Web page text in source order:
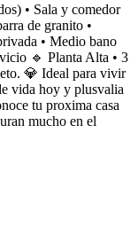
• Sala y comedor
de granito •
• Medio bano
🔹 Planta Alta • 3
💎 Ideal para vivir
vida hoy y plusvalia
tu proxima casa
mucho en el